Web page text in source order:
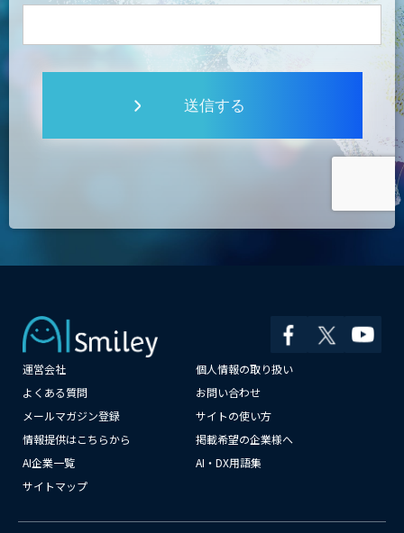
送信する
運営会社
個人情報の取り扱い
よくある質問
お問い合わせ
メールマガジン登録
サイトの使い方
情報提供はこちらから
掲載希望の企業様へ
AI企業一覧
AI・DX用語集
サイトマップ